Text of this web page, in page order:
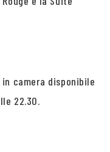
camera disponibile
22.30.